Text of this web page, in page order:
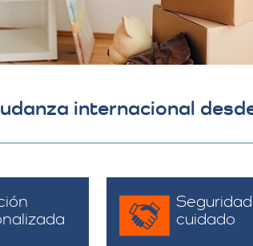
internacional
cuidado